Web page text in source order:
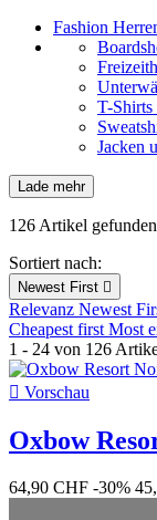
Fashion
T-Shirts
Jacken
Filter:
löschen
Neuheiten
Nur Ausverkauf
Nur
Bestseller
Bestseller
Lade mehr
126 Artikel gefunden
Sortiert nach:
Newest First 
Relevanz Newest
Cheapest first Most
1 - 24 von 126
 Vorschau
Oxbow
64,90 CHF -30%